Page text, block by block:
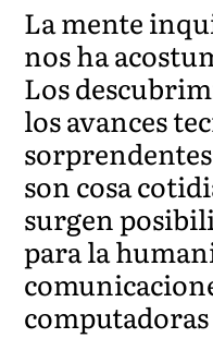
La mente
nos ha
Los
los avances
son cosa
surgen
para la